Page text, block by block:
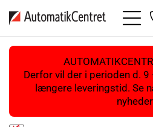
Derfor vil der i perioden d.
længere leveringstid. Se